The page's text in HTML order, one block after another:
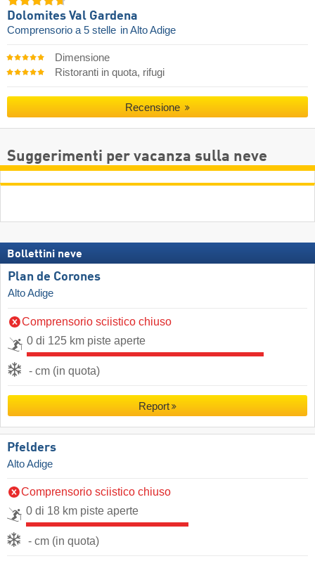
Dolomites Val Gardena
Comprensorio a 5 stelle in Alto Adige
Dimensione
Ristoranti in quota, rifugi
Recensione
Suggerimenti per vacanza sulla neve
Bollettini neve
Plan de Corones
Alto Adige
Comprensorio sciistico chiuso
0 di 125 km piste aperte
- cm (in quota)
Report
Pfelders
Alto Adige
Comprensorio sciistico chiuso
0 di 18 km piste aperte
- cm (in quota)